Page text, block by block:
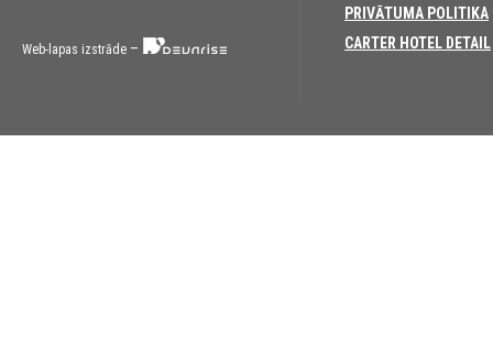
Web-lapas izstrāde –
PRIVĀTUMA POLITIKA
CARTER HOTEL DETAIL